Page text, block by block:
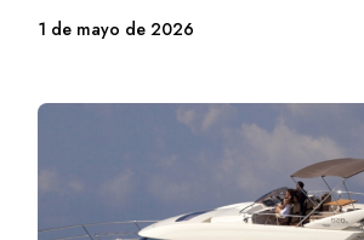
1 de mayo de 2026